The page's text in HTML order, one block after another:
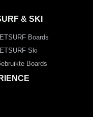
& SKI
Boards
Ski
Boards